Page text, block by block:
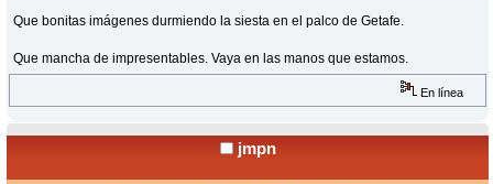
Que bonitas imágenes durmiendo la siesta en el palco de Getafe.
Que mancha de impresentables. Vaya en las manos que estamos.
En línea
jmpn